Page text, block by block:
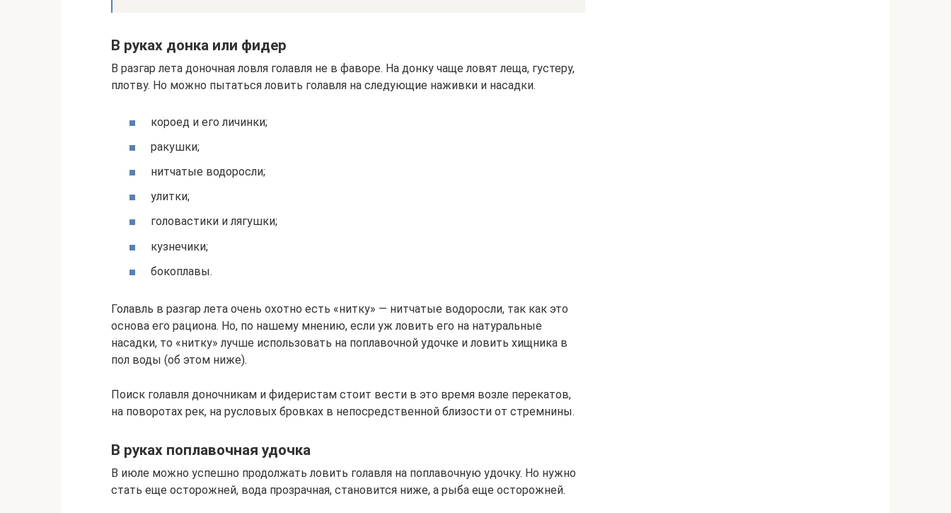
В руках донка или фидер
В разгар лета доночная ловля голавля не в фаворе. На донку чаще ловят леща, густеру,
плотву. Но можно пытаться ловить голавля на следующие наживки и насадки.
короед и его личинки;
ракушки;
нитчатые водоросли;
улитки;
головастики и лягушки;
кузнечики;
бокоплавы.
Голавль в разгар лета очень охотно есть «нитку» — нитчатые водоросли, так как это
основа его рациона. Но, по нашему мнению, если уж ловить его на натуральные
насадки, то «нитку» лучше использовать на поплавочной удочке и ловить хищника в
пол воды (об этом ниже).
Поиск голавля доночникам и фидеристам стоит вести в это время возле перекатов,
на поворотах рек, на русловых бровках в непосредственной близости от стремнины.
В руках поплавочная удочка
В июле можно успешно продолжать ловить голавля на поплавочную удочку. Но нужно
стать еще осторожней, вода прозрачная, становится ниже, а рыба еще осторожней.